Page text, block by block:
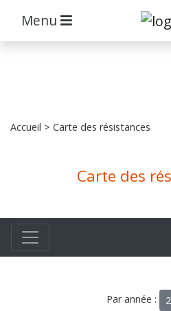
Menu
Accueil > Carte des résistances
Carte des
Par année :